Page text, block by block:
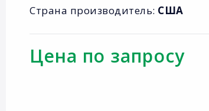
Страна производитель: США
Цена по запросу